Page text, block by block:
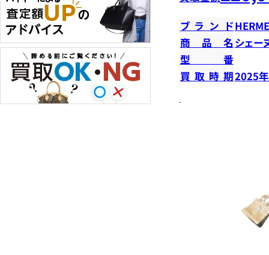
ブランド
商品名 シェー
型番
買取時期2025